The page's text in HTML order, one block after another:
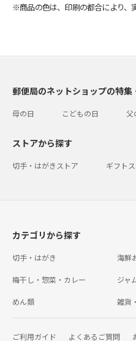
※商品の色は、印刷の都合により、
郵便局のネットショップの特集
母の日 こどもの日 父
ストアから探す
切手・はがきストア ギフト
カテゴリから探す
切手・はがき 海鮮
梅干し・惣菜・カレー ジャ
めん類 雑貨
ご利用ガイド よくあるご質問